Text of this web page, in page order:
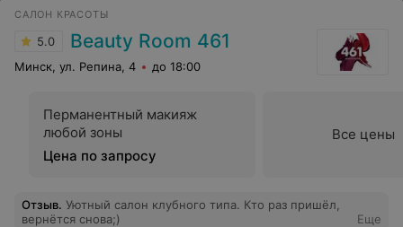
САЛОН КРАСОТЫ
5.0 Beauty Room 461
Минск, ул. Репина, 4 до 18:00
Перманентный макияж
любой зоны
Цена по запросу
Все цены
Отзыв. Уютный салон клубного типа. Кто раз пришёл,
вернётся снова;)
Еще